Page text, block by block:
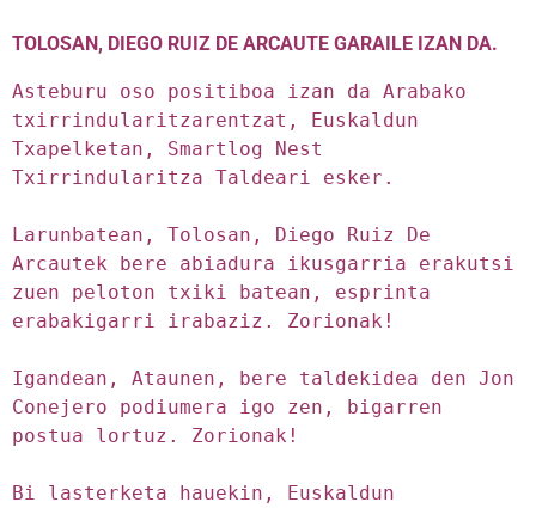
TOLOSAN, DIEGO RUIZ DE ARCAUTE GARAILE IZAN DA.
Asteburu oso positiboa izan da Arabako
txirrindularitzarentzat, Euskaldun
Txapelketan, Smartlog Nest
Txirrindularitza Taldeari esker.
Larunbatean, Tolosan, Diego Ruiz De
Arcautek bere abiadura ikusgarria erakutsi
zuen peloton txiki batean, esprinta
erabakigarri irabaziz. Zorionak!
Igandean, Ataunen, bere taldekidea den Jon
Conejero podiumera igo zen, bigarren
postua lortuz. Zorionak!
Bi lasterketa hauekin, Euskaldun